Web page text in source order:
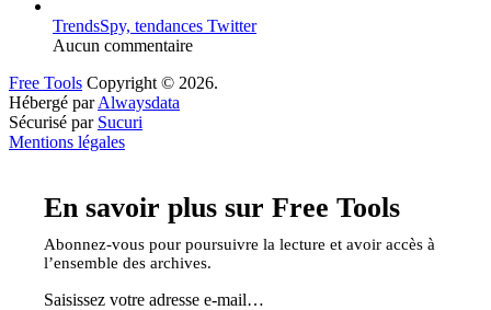
TrendsSpy, tendances Twitter
Aucun commentaire
Free Tools Copyright © 2026.
Hébergé parAlwaysdata
Sécurisé par Sucuri
Mentions légales
En savoir plus sur Free Tools
Abonnez-vous pour poursuivre la lecture et avoir accès à
l’ensemble des archives.
Saisissez votre adresse e-mail…